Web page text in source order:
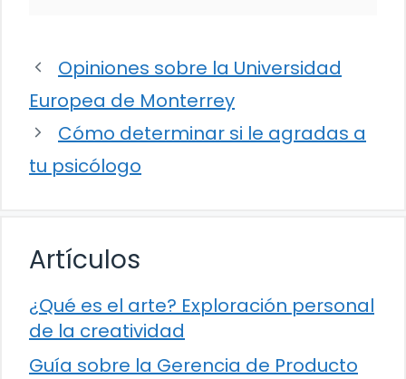
Opiniones sobre la Universidad
Europea de Monterrey
Cómo determinar si le agradas a
tu psicólogo
Artículos
¿Qué es el arte? Exploración personal
de la creatividad
Guía sobre la Gerencia de Producto